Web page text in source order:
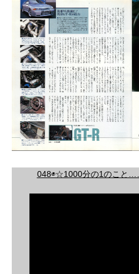
048◉☆1000分の1のこと